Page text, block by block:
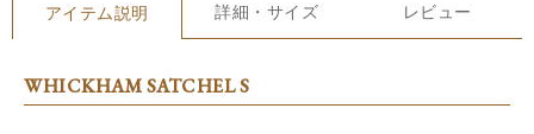
アイテム説明 詳細・サイズ レビュー
WHICKHAM SATCHEL S